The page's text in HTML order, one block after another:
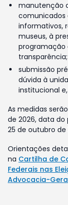
manutenção
comunicados
informativos,
museus, à
programação
transparência;
submissão
dúvida à
institucional
As medidas
de 2026, data
25 de outubro
Orientações
na Cartilha de
Federais nas
Advocacia-